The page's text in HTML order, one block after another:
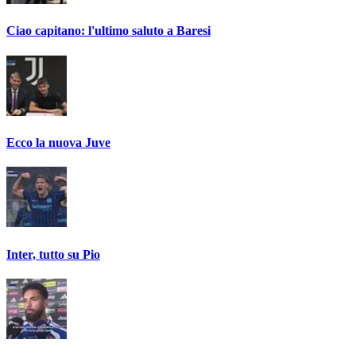
Ciao capitano: l'ultimo saluto a Baresi
Ecco la nuova Juve
Inter, tutto su Pio